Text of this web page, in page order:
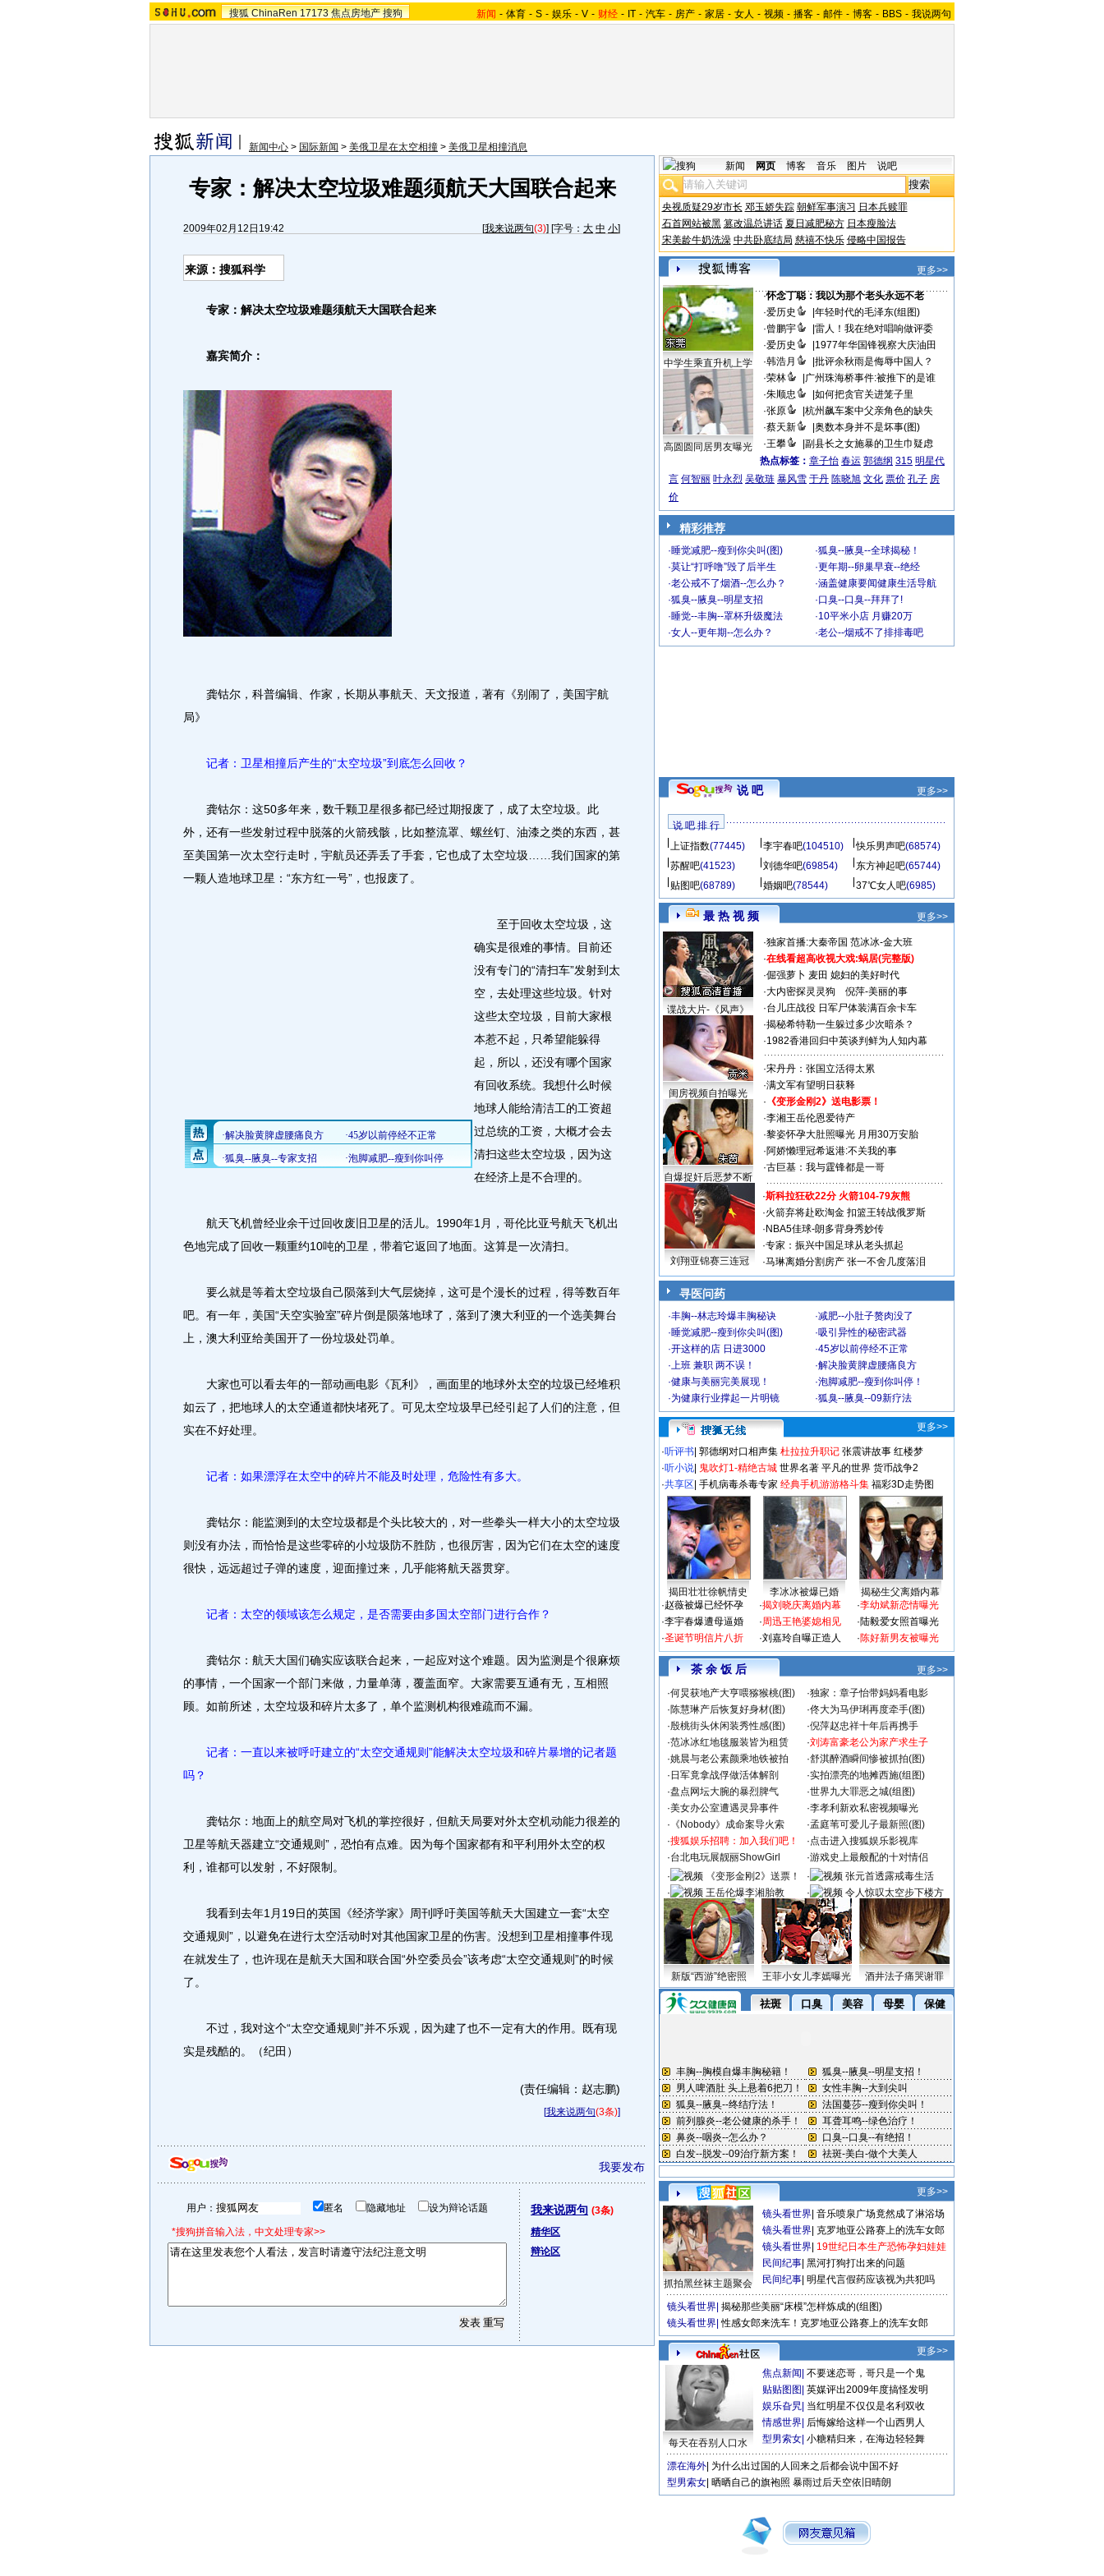
搜狐 ChinaRen 17173 焦点房地产 搜狗 新闻 - 体育 - S - 娱乐 - V - 财经 - IT - 汽车 - 房产 - 家居 - 女人 - 视频 - 播客 - 邮件 - 博客 - BBS - 我说两句
新闻中心 > 国际新闻 > 美俄卫星在太空相撞 > 美俄卫星相撞消息
专家：解决太空垃圾难题须航天大国联合起来
2009年02月12日19:42 [我来说两句(3)] [字号： 大 中 小]
来源：搜狐科学
专家：解决太空垃圾难题须航天大国联合起来
嘉宾简介：
龚钴尔，科普编辑、作家，长期从事航天、天文报道，著有《别闹了，美国宇航
局》
记者：卫星相撞后产生的“太空垃圾”到底怎么回收？
龚钴尔：这50多年来，数千颗卫星很多都已经过期报废了，成了太空垃圾。此
外，还有一些发射过程中脱落的火箭残骸，比如整流罩、螺丝钉、油漆之类的东西，甚
至美国第一次太空行走时，宇航员还弄丢了手套，它也成了太空垃圾……我们国家的第
一颗人造地球卫星：“东方红一号”，也报废了。
至于回收太空垃圾，这
确实是很难的事情。目前还
没有专门的“清扫车”发射到太
空，去处理这些垃圾。针对
这些太空垃圾，目前大家根
本惹不起，只希望能躲得
起，所以，还没有哪个国家
有回收系统。我想什么时候
地球人能给清洁工的工资超
过总统的工资，大概才会去
清扫这些太空垃圾，因为这
在经济上是不合理的。
航天飞机曾经业余干过回收废旧卫星的活儿。1990年1月，哥伦比亚号航天飞机出
色地完成了回收一颗重约10吨的卫星，带着它返回了地面。这算是一次清扫。
要么就是等着太空垃圾自己陨落到大气层烧掉，这可是个漫长的过程，得等数百年
吧。有一年，美国“天空实验室”碎片倒是陨落地球了，落到了澳大利亚的一个选美舞台
上，澳大利亚给美国开了一份垃圾处罚单。
大家也可以看去年的一部动画电影《瓦利》，画面里的地球外太空的垃圾已经堆积
如云了，把地球人的太空通道都快堵死了。可见太空垃圾早已经引起了人们的注意，但
实在不好处理。
记者：如果漂浮在太空中的碎片不能及时处理，危险性有多大。
龚钴尔：能监测到的太空垃圾都是个头比较大的，对一些拳头一样大小的太空垃圾
则没有办法，而恰恰是这些零碎的小垃圾防不胜防，也很厉害，因为它们在太空的速度
很快，远远超过子弹的速度，迎面撞过来，几乎能将航天器贯穿。
记者：太空的领域该怎么规定，是否需要由多国太空部门进行合作？
龚钴尔：航天大国们确实应该联合起来，一起应对这个难题。因为监测是个很麻烦
的事情，一个国家一个部门来做，力量单薄，覆盖面窄。大家需要互通有无，互相照
顾。如前所述，太空垃圾和碎片太多了，单个监测机构很难疏而不漏。
记者：一直以来被呼吁建立的“太空交通规则”能解决太空垃圾和碎片暴增的记者题
吗？
龚钴尔：地面上的航空局对飞机的掌控很好，但航天局要对外太空机动能力很差的
卫星等航天器建立“交通规则”，恐怕有点难。因为每个国家都有和平利用外太空的权
利，谁都可以发射，不好限制。
我看到去年1月19日的英国《经济学家》周刊呼吁美国等航天大国建立一套“太空
交通规则”，以避免在进行太空活动时对其他国家卫星的伤害。没想到卫星相撞事件现
在就发生了，也许现在是航天大国和联合国“外空委员会”该考虑“太空交通规则”的时候
了。
不过，我对这个“太空交通规则”并不乐观，因为建了也不一定有大的作用。既有现
实是残酷的。（纪田）
(责任编辑：赵志鹏)
[我来说两句(3条)]
我要发布
用户： 匿名 隐藏地址 设为辩论话题
*搜狗拼音输入法，中文处理专家>>
我来说两句 (3条)
精华区
辩论区
新闻 网页 博客 音乐 图片 说吧
央视质疑29岁市长 邓玉娇失踪 朝鲜军事演习 日本兵赎罪
石首网站被黑 篡改温总讲话 夏日减肥秘方 日本瘦脸法
宋美龄牛奶洗澡 中共卧底结局 慈禧不快乐 侵略中国报告
更多>>
中学生乘直升机上学
高圆圆同居男友曝光
·怀念丁聪：我以为那个老头永远不老
·爱历史
年轻时代的毛泽东(组图)
·曾鹏宇
雷人！我在绝对唱响做评委
·爱历史
1977年华国锋视察大庆油田
·韩浩月
批评余秋雨是侮辱中国人？
·荣林
广州珠海桥事件:被推下的是谁
·朱顺忠
如何把贪官关进笼子里
·张原
杭州飙车案中父亲角色的缺失
·蔡天新
奥数本身并不是坏事(图)
·王攀
副县长之女施暴的卫生巾疑虑
热点标签： 章子怡 春运 郭德纲 315 明星代
言 何智丽 叶永烈 吴敬琏 暴风雪 于丹 陈晓旭 文化 票价 孔子 房
价
精彩推荐
·睡觉减肥--瘦到你尖叫(图) ·狐臭--腋臭--全球揭秘！
·莫让“打呼噜”毁了后半生 ·更年期--卵巢早衰--绝经
·老公戒不了烟酒--怎么办？ ·涵盖健康要闻健康生活导航
·狐臭--腋臭--明星支招 ·口臭--口臭--拜拜了!
·睡觉--丰胸--罩杯升级魔法 ·10平米小店 月赚20万
·女人--更年期--怎么办？ ·老公--烟戒不了排排毒吧
说 吧 更多>>
说 吧 排 行
上证指数(77445) 李宇春吧(104510) 快乐男声吧(68574)
苏醒吧(41523) 刘德华吧(69854) 东方神起吧(65744)
贴图吧(68789) 婚姻吧(78544) 37℃女人吧(6985)
最 热 视 频 更多>>
谍战大片-《风声》
闺房视频自拍曝光
自爆捉奸后恶梦不断
·独家首播:大秦帝国 范冰冰-金大班
·在线看超高收视大戏:蜗居(完整版)
·倔强萝卜 麦田 媳妇的美好时代
·大内密探灵灵狗
倪萍-美丽的事
·台儿庄战役 日军尸体装满百余卡车
·揭秘希特勒一生躲过多少次暗杀？
·1982香港回归中英谈判鲜为人知内幕
·宋丹丹：张国立活得太累
·满文军有望明日获释
· 《变形金刚2》送电影票！
·李湘王岳伦恩爱待产
·黎姿怀孕大肚照曝光 月用30万安胎
·阿娇懒理冠希返港:不关我的事
·古巨基：我与霆锋都是一哥
刘翔亚锦赛三连冠
·斯科拉狂砍22分 火箭104-79灰熊
·火箭弃将赴欧淘金 扣篮王转战俄罗斯
· NBA5佳球-朗多背身秀妙传
·专家：振兴中国足球从老头抓起
·马琳离婚分割房产 张一不舍几度落泪
寻医问药
·丰胸--林志玲爆丰胸秘诀 ·减肥--小肚子赘肉没了
·睡觉减肥--瘦到你尖叫(图) ·吸引异性的秘密武器
·开这样的店 日进3000 ·45岁以前停经不正常
·上班 兼职 两不误！ ·解决脸黄脾虚腰痛良方
·健康与美丽完美展现！ ·泡脚减肥--瘦到你叫停！
·为健康行业撑起一片明镜 ·狐臭--腋臭--09新疗法
更多>>
·听评书 郭德纲对口相声集 杜拉拉升职记 张震讲故事 红楼梦
·听小说 鬼吹灯1-精绝古城 世界名著 平凡的世界 货币战争2
·共享区 手机病毒杀毒专家 经典手机游游格斗集 福彩3D走势图
揭田壮壮徐帆情史 李冰冰被爆已婚
揭秘生父离婚内幕
·赵薇被爆已经怀孕
·李宇春爆遭母逼婚
·圣诞节明信片八折
·揭刘晓庆离婚内幕
·周迅王艳婆媳相见
·刘嘉玲自曝正造人
·李幼斌新恋情曝光
·陆毅爱女照首曝光
·陈好新男友被曝光
茶 余 饭 后
更多>>
·何炅获地产大亨喂猕猴桃(图) ·独家：章子怡带妈妈看电影
·陈慧琳产后恢复好身材(图) ·佟大为马伊琍再度牵手(图)
·殷桃街头休闲装秀性感(图) ·倪萍赵忠祥十年后再携手
·范冰冰红地毯服装皆为租赁 ·刘涛富豪老公为家产求生子
·姚晨与老公素颜乘地铁被拍 ·舒淇醉酒瞬间惨被抓拍(图)
· 日军竟拿战俘做活体解剖 ·实拍漂亮的地摊西施(组图)
·盘点网坛大腕的暴烈脾气 ·世界九大罪恶之城(组图)
·美女办公室遭遇灵异事件 ·李孝利新欢私密视频曝光
· 《Nobody》成命案导火索 ·孟庭苇可爱儿子最新照(图)
·搜狐娱乐招聘：加入我们吧！ ·点击进入搜狐娱乐影视库
·台北电玩展靓丽ShowGirl ·游戏史上最般配的十对情侣
·
《变形金刚2》送票！ ·
张元首透露戒毒生活
·
王岳伦爆李湘胎教 ·
令人惊叹太空步下楼方
式
新版“西游”绝密照 王菲小女儿李嫣曝光 酒井法子痛哭谢罪
更多>>
抓拍黑丝袜主题聚会
镜头看世界 音乐喷泉广场竟然成了淋浴场
镜头看世界 克罗地亚公路赛上的洗车女郎
镜头看世界 19世纪日本生产恐怖孕妇娃娃
民间纪事 黑河打狗打出来的问题
民间纪事 明星代言假药应该视为共犯吗
镜头看世界 揭秘那些美丽“床模”怎样炼成的(组图)
镜头看世界 性感女郎来洗车！克罗地亚公路赛上的洗车女郎
更多>>
每天在吞别人口水
焦点新闻 不要迷恋哥，哥只是一个鬼
贴贴图图 英媒评出2009年度搞怪发明
娱乐旮旯 当红明星不仅仅是名利双收
情感世界 后悔嫁给这样一个山西男人
型男索女 小糖精归来，在海边轻轻舞
漂在海外 为什么出过国的人回来之后都会说中国不好
型男索女 晒晒自己的旗袍照 暴雨过后天空依旧晴朗